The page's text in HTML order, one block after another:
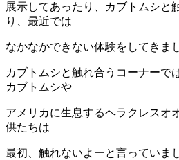
展示してあったり、カブトムシと
り、最近では
なかなかできない体験をしてきま
カブトムシと触れ合うコーナーで
カブトムシや
アメリカに生息するヘラクレスオ
供たちは
最初、触れないよーと言っていま